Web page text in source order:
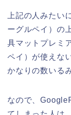
上記の人みたい
ーグルペイ）の
具マットプレミ
ペイ）が使えな
かなりの数いる
なので、